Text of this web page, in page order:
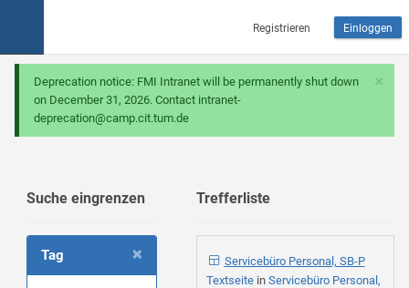
Registrieren Einloggen
×
Deprecation notice: FMI Intranet will be permanently shut down
on December 31, 2026. Contact intranet-
deprecation@camp.cit.tum.de
Suche eingrenzen
×
Tag
Trefferliste
Servicebüro Personal, SB-P
Textseite in Servicebüro Personal,